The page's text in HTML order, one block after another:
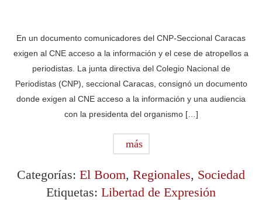
En un documento comunicadores del CNP-Seccional Caracas
exigen al CNE acceso a la información y el cese de atropellos a
periodistas. La junta directiva del Colegio Nacional de
Periodistas (CNP), seccional Caracas, consignó un documento
donde exigen al CNE acceso a la información y una audiencia
con la presidenta del organismo […]
más
Categorías: El Boom, Regionales, Sociedad
Etiquetas: Libertad de Expresión